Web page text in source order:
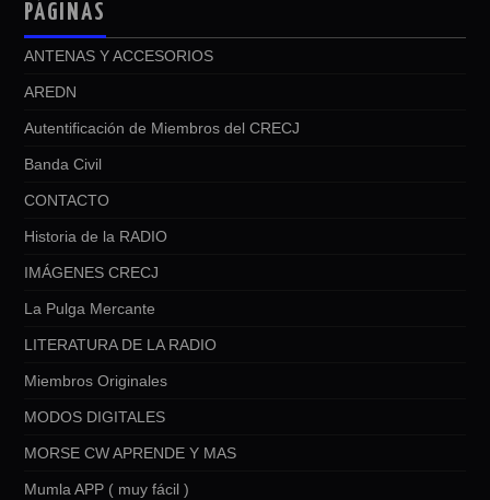
PÁGINAS
ANTENAS Y ACCESORIOS
AREDN
Autentificación de Miembros del CRECJ
Banda Civil
CONTACTO
Historia de la RADIO
IMÁGENES CRECJ
La Pulga Mercante
LITERATURA DE LA RADIO
Miembros Originales
MODOS DIGITALES
MORSE CW APRENDE Y MAS
Mumla APP ( muy fácil )